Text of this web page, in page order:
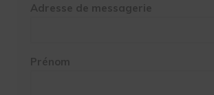
Adresse de messagerie
Prénom